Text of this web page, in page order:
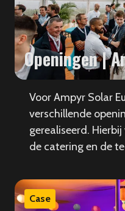
Openingen |
Voor Ampyr Solar
verschillende
gerealiseerd.
de catering en de
Case